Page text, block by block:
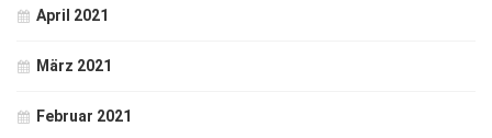
April 2021
März 2021
Februar 2021